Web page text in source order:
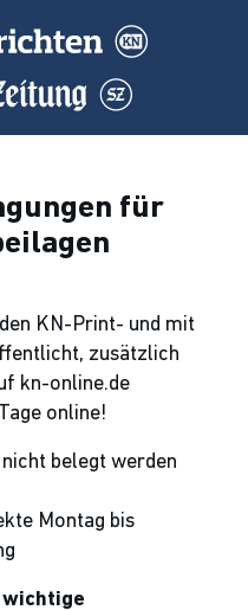
für
KN-Print- und mit
zusätzlich
kn-online.de
online!
belegt werden
Montag bis